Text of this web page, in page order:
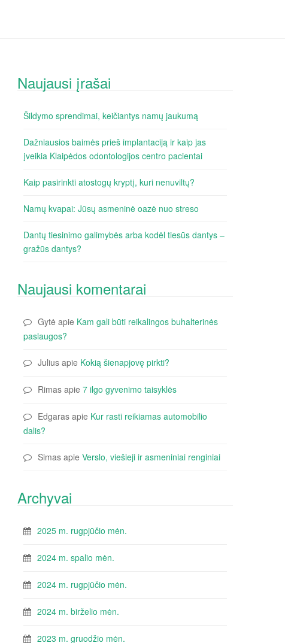
Naujausi įrašai
Šildymo sprendimai, keičiantys namų jaukumą
Dažniausios baimės prieš implantaciją ir kaip jas
įveikia Klaipėdos odontologijos centro pacientai
Kaip pasirinkti atostogų kryptį, kuri nenuviltų?
Namų kvapai: Jūsų asmeninė oazė nuo streso
Dantų tiesinimo galimybės arba kodėl tiesūs dantys –
gražūs dantys?
Naujausi komentarai
Gytė apie Kam gali būti reikalingos buhalterinės
paslaugos?
Julius apie Kokią šienapjovę pirkti?
Rimas apie 7 ilgo gyvenimo taisyklės
Edgaras apie Kur rasti reikiamas automobilio
dalis?
Simas apie Verslo, viešieji ir asmeniniai renginiai
Archyvai
2025 m. rugpjūčio mėn.
2024 m. spalio mėn.
2024 m. rugpjūčio mėn.
2024 m. birželio mėn.
2023 m. gruodžio mėn.